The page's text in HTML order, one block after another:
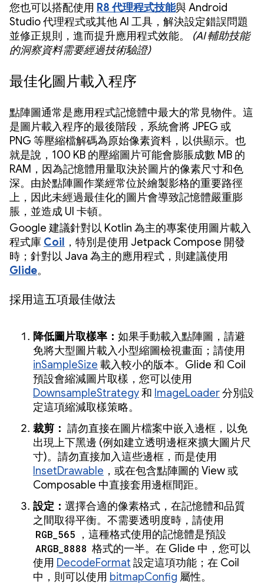
您也可以搭配使用 R8 代理程式技能與 Android
Studio 代理程式或其他 AI 工具，解決設定錯誤問題
並修正規則，進而提升應用程式效能。
(AI 輔助技能
的洞察資料需要經過技術驗證)
最佳化圖片載入程序
點陣圖通常是應用程式記憶體中最大的常見物件。這
是圖片載入程序的最後階段，系統會將 JPEG 或
PNG 等壓縮檔解碼為原始像素資料，以供顯示。也
就是說，100 KB 的壓縮圖片可能會膨脹成數 MB 的
RAM，因為記憶體用量取決於圖片的像素尺寸和色
深。由於點陣圖作業經常位於繪製影格的重要路徑
上，因此未經過最佳化的圖片會導致記憶體嚴重膨
脹，並造成 UI 卡頓。
Google 建議針對以 Kotlin 為主的專案使用圖片載入
程式庫 Coil ，特別是使用 Jetpack Compose 開發
時；針對以 Java 為主的應用程式，則建議使用
Glide。
採用這五項最佳做法
降低圖片取樣率： 如果手動載入點陣圖，請避
免將大型圖片載入小型縮圖檢視畫面；請使用
inSampleSize 載入較小的版本。Glide 和 Coil
預設會縮減圖片取樣，您可以使用
DownsampleStrategy和 ImageLoader分別設
定這項縮減取樣策略。
裁剪： 請勿直接在圖片檔案中嵌入邊框，以免
出現上下黑邊 (例如建立透明邊框來擴大圖片尺
寸)。請勿直接加入這些邊框，而是使用
InsetDrawable ，或在包含點陣圖的 View 或
Composable 中直接套用邊框間距。
設定： 選擇合適的像素格式，在記憶體和品質
之間取得平衡。不需要透明度時，請使用
RGB_565 ，這種格式使用的記憶體是預設
ARGB_8888 格式的一半。在 Glide 中，您可以
使用 DecodeFormat 設定這項功能；在 Coil
中，則可以使用 bitmapConfig 屬性。